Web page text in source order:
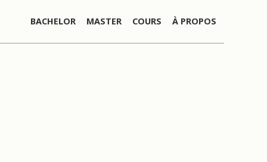
BACHELOR MASTER COURS À PROPOS